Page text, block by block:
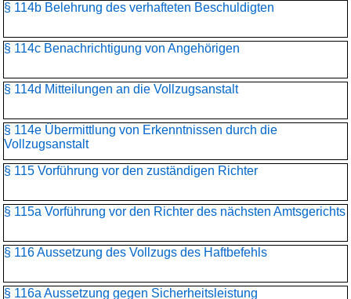
§ 114b Belehrung des verhafteten Beschuldigten
§ 114c Benachrichtigung von Angehörigen
§ 114d Mitteilungen an die Vollzugsanstalt
§ 114e Übermittlung von Erkenntnissen durch die
Vollzugsanstalt
§ 115 Vorführung vor den zuständigen Richter
§ 115a Vorführung vor den Richter des nächsten Amtsgerichts
§ 116 Aussetzung des Vollzugs des Haftbefehls
§ 116a Aussetzung gegen Sicherheitsleistung